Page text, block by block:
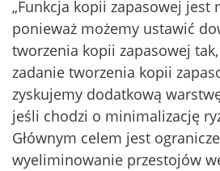
„Funkcja kopii zapasowej jest
ponieważ możemy ustawić
tworzenia kopii zapasowej
zadanie tworzenia kopii
zyskujemy dodatkową
jeśli chodzi o minimalizację
Głównym celem jest
wyeliminowanie przestojów